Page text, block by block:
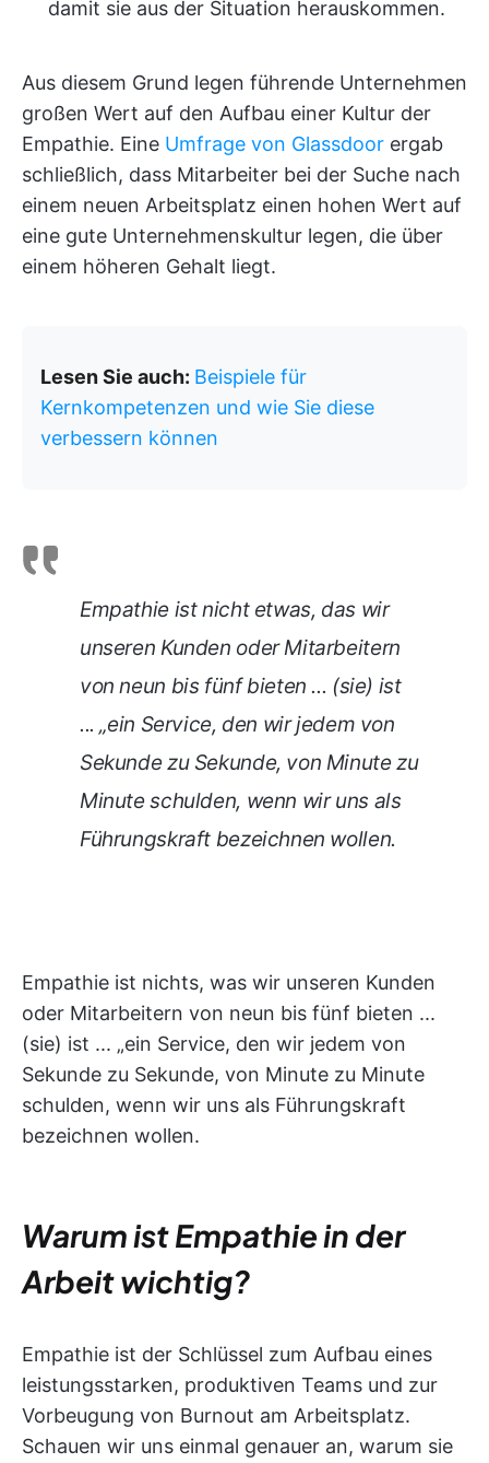
damit sie aus der Situation herauskommen.
Aus diesem Grund legen führende Unternehmen
großen Wert auf den Aufbau einer Kultur der
Empathie. Eine Umfrage von Glassdoor ergab
schließlich, dass Mitarbeiter bei der Suche nach
einem neuen Arbeitsplatz einen hohen Wert auf
eine gute Unternehmenskultur legen, die über
einem höheren Gehalt liegt.
Lesen Sie auch: Beispiele für
Kernkompetenzen und wie Sie diese
verbessern können
Empathie ist nicht etwas, das wir
unseren Kunden oder Mitarbeitern
von neun bis fünf bieten ... (sie) ist
... „ein Service, den wir jedem von
Sekunde zu Sekunde, von Minute zu
Minute schulden, wenn wir uns als
Führungskraft bezeichnen wollen.
Empathie ist nichts, was wir unseren Kunden
oder Mitarbeitern von neun bis fünf bieten ...
(sie) ist ... „ein Service, den wir jedem von
Sekunde zu Sekunde, von Minute zu Minute
schulden, wenn wir uns als Führungskraft
bezeichnen wollen.
Warum ist Empathie in der
Arbeit wichtig?
Empathie ist der Schlüssel zum Aufbau eines
leistungsstarken, produktiven Teams und zur
Vorbeugung von Burnout am Arbeitsplatz.
Schauen wir uns einmal genauer an, warum sie